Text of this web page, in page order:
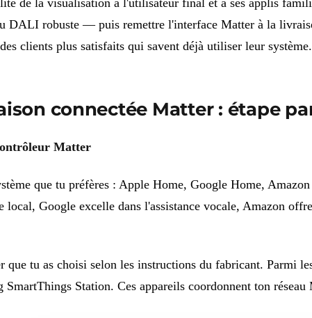
de la visualisation à l'utilisateur final et à ses applis
DALI robuste — puis remettre l'interface Matter à la
clients plus satisfaits qui savent déjà utiliser leur système.
connectée Matter : étape
Matter
que tu préfères : Apple Home, Google Home,
Google excelle dans l'assistance vocale, Amazon
tu as choisi selon les instructions du fabricant. Parmi
SmartThings Station. Ces appareils coordonnent ton